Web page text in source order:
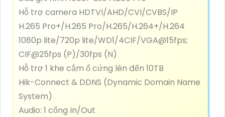
Hỗ trợ camera HDTVI/AHD/CVI/CVBS/IP
H.265 Pro+/H.265 Pro/H.265/H.264+/H.264
1080p lite/720p lite/WD1/4CIF/VGA@15fps;
CIF@25fps (P)/30fps (N)
Hỗ trợ 1 khe cắm ổ cứng lên đến 10TB
Hik-Connect & DDNS (Dynamic Domain Name
System)
Audio: 1 cổng In/Out